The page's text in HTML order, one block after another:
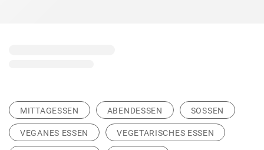
MITTAGESSEN ABENDESSEN SOSSEN
VEGANES ESSEN VEGETARISCHES ESSEN